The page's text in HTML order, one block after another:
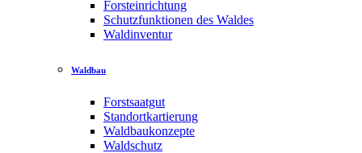
Forsteinrichtung
Schutzfunktionen des Waldes
Waldinventur
Waldbau
Forstsaatgut
Standortkartierung
Waldbaukonzepte
Waldschutz